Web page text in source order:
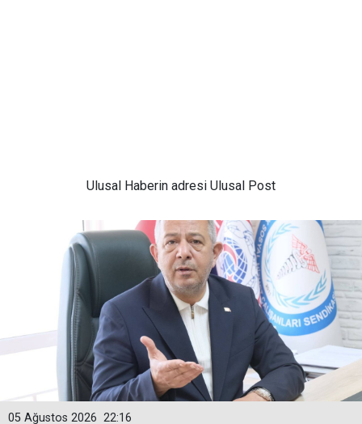
Ulusal Haberin adresi Ulusal Post
22:16
05 Ağustos 2026